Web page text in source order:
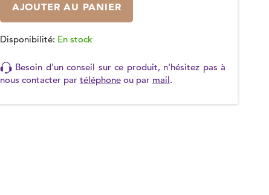
AJOUTER AU PANIER
Disponibilité: En stock
Besoin d'un conseil sur ce produit, n'hésitez pas à
nous contacter par téléphoneou par mail.